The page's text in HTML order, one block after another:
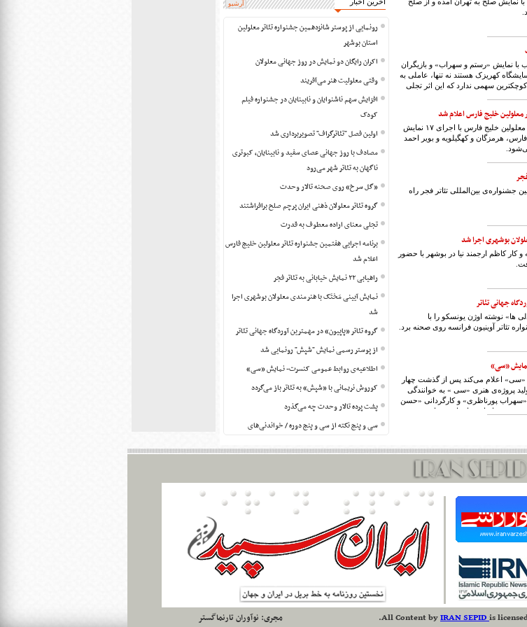
با نمایش «رستم و سهراب» و بازیگران
کهریزک هستند نه تنها، عاملی به
سهمی ندارد که این اثر تجلی
معلولین خلیج فارس اعلام شد
هفتمین جشنواره منطقه‌ای تئاتر معلولین خلیج فارس با اجرای ۱۷ نمایش
هرمزگان و کهگیلویه و بویر احمد
جشنواره‌ی بین‌المللی تئاتر فجر راه
بوشهری اجرا شد
کار کاظم ارجمند نیا در بوشهر با حضور
جهانی تئاتر
ها» نوشته اوژن یونسکو را با
تئاتر آوینیون فرانسه روی صحنه برد.
«سی»
اعلام می‌کند پس از گذشت چهار
پروژه‌ی هنری «سی » به خوانندگی
پورناظری» و کارگردانی «حسن
شیر» بر اساس داستانِ «سیاوش»،
نهایی خود نزدیک شده است.
آرشیو
رونمایی از پوستر شانزدهمین جشنواره تئاتر معلولین
استان بوشهر
اکران رایگان دو نمایش در روز جهانی معلولان
وقتی معلولیت هنر می‌آفریند
افزایش سهم ناشنوایان و نابینایان در جشنواره فیلم
کودک
اولین فصل "تئاترگراف" تصویربرداری شد
مصادف با روز جهانی عصای سفید و نابینایان، کبوتری
ناگهان به تئاتر شهر می‌رود
«گل سرخ» روی صحنه تالار وحدت
گروه تئاتر معلولان ذهنی ایران پرچم صلح برافراشتند
تجلی معنای اراده معطوف به قدرت
برنامه اجرایی هفتمین جشنواره تئاتر معلولین خلیج فارس
اعلام شد
راهیابی ۲۲ نمایش خیابانی به تئاتر فجر
نمایش آیینی مَختَک با هنرمندی معلولان بوشهری اجرا
شد
گروه تئاتر «پاپیون» در مهمترین آوردگاه جهانی تئاتر
از پوستر رسمی نمایش "شپش" رونمایی شد
اطلاعیه‌ی روابط عمومی کنسرت- نمایش «سی»
کوروش نریمانی با «شپش» به تئاتر باز می‌گردد
پشت پرده تالار وحدت چه می‌گذرد
سی و پنج نکته از سی و پنج دوره / خواندنی‌های
از یکم تا ۴دی
به دنبال افزایش سطح کیفی نمایشنامه‌ها هستیم
آثار پذیرفته شده در بازخوانی تئاتر معلولین استان بوشهر
۱۰۰ اثر به چهارمین جشنواره منطقه ای تئاتر معلولین
ارسال شد
سرمایه گذاری مناسبی در حوزه تئاتر معلولان نشده است
بدون حمایت، تئاتر معلولان نابود می‌شود
All ContentbyIRAN SEPIDis
. مجری: نوآوران تارنماگستر